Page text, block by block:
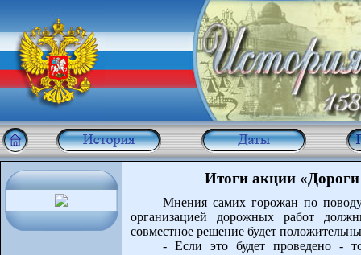
Итоги акции «Дороги
Мнения самих горожан по
организацией дорожных работ
совместное решение будет
- Если это будет проведено -